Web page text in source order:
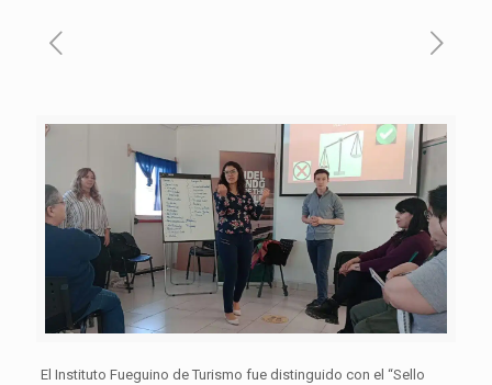
El Instituto Fueguino de Turismo fue distinguido con el “Sello